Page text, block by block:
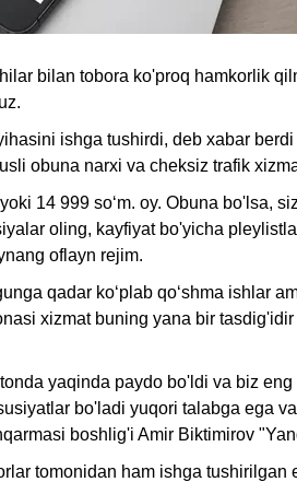
bilan tobora ko'proq hamkorlik
ishga tushirdi, deb xabar
obuna narxi va cheksiz trafik
14 999 so‘m. oy. Obuna bo'lsa,
oling, kayfiyat bo'yicha
oflayn rejim.
qadar ko‘plab qo‘shma ishlar
xizmat buning yana bir
yaqinda paydo bo'ldi va biz
bo'ladi yuqori talabga ega
boshlig'i Amir Biktimirov
tomonidan ham ishga